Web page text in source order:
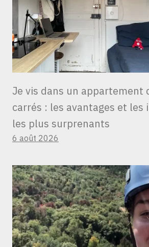
Je vis dans un appartement
carrés : les avantages et les
les plus surprenants
6 août 2026